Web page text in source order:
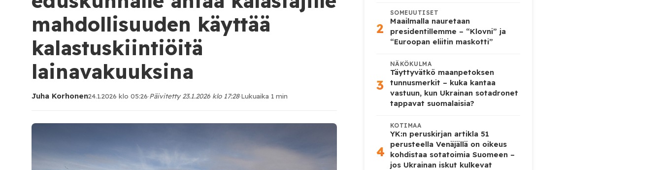
mahdollisuuden käyttää
kalastuskiintiöitä
lainavakuuksina
Juha Korhonen24.1.2026 klo 05:26·Päivitetty 23.1.2026 klo 17:28·Lukuaika 1 min
2
SOMEUUTISET
Maailmalla nauretaan
presidentillemme – “Klovni” ja
“Euroopan eliitin maskotti”
3
NÄKÖKULMA
Täyttyvätkö maanpetoksen
tunnusmerkit – kuka kantaa
vastuun, kun Ukrainan sotadronet
tappavat suomalaisia?
4
KOTIMAA
YK:n peruskirjan artikla 51
perusteella Venäjällä on oikeus
kohdistaa sotatoimia Suomeen –
jos Ukrainan iskut kulkevat